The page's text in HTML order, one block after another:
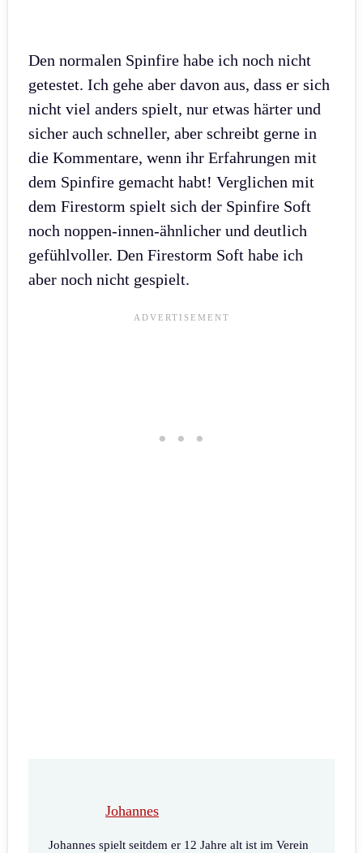
Den normalen Spinfire habe ich noch nicht
getestet. Ich gehe aber davon aus, dass er sich
nicht viel anders spielt, nur etwas härter und
sicher auch schneller, aber schreibt gerne in
die Kommentare, wenn ihr Erfahrungen mit
dem Spinfire gemacht habt! Verglichen mit
dem Firestorm spielt sich der Spinfire Soft
noch noppen-innen-ähnlicher und deutlich
gefühlvoller. Den Firestorm Soft habe ich
aber noch nicht gespielt.
Johannes
Johannes spielt seitdem er 12 Jahre alt ist im Verein